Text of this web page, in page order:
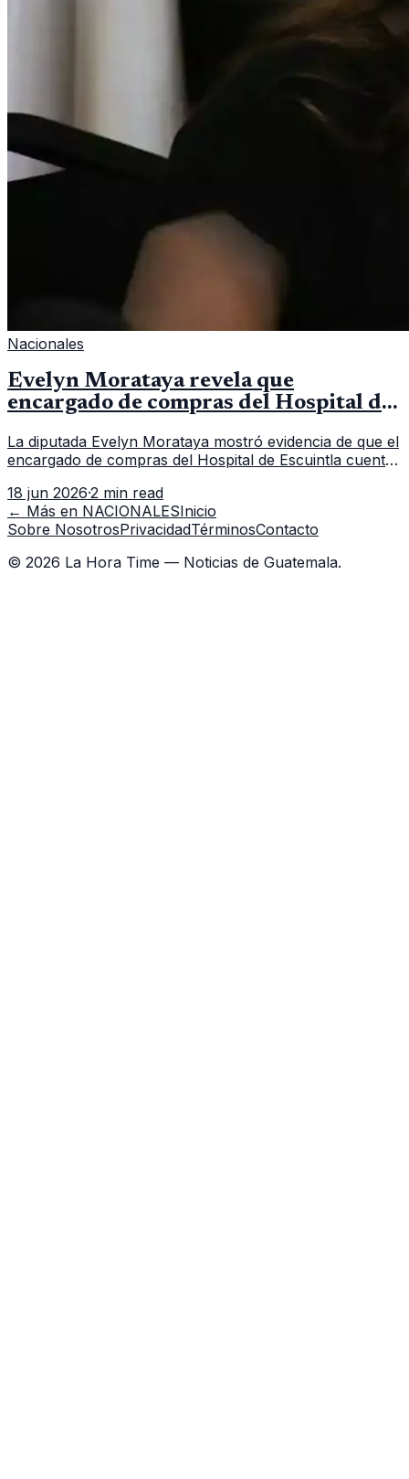
Nacionales
Evelyn Morataya revela que
encargado de compras del Hospital de
La diputada Evelyn Morataya mostró evidencia de que el
encargado de compras del Hospital de Escuintla cuenta
capacitación en la capital.
18 jun 2026·2 min read
← Más en NACIONALESInicio
Sobre NosotrosPrivacidadTérminosContacto
© 2026 La Hora Time — Noticias de Guatemala.